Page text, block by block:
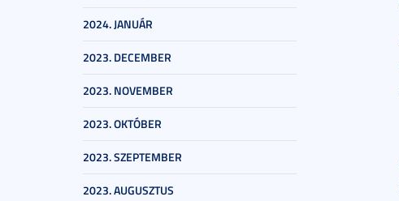
2024. JANUÁR
2023. DECEMBER
2023. NOVEMBER
2023. OKTÓBER
2023. SZEPTEMBER
2023. AUGUSZTUS